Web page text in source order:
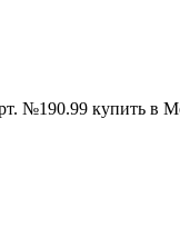
№190.99 купить в